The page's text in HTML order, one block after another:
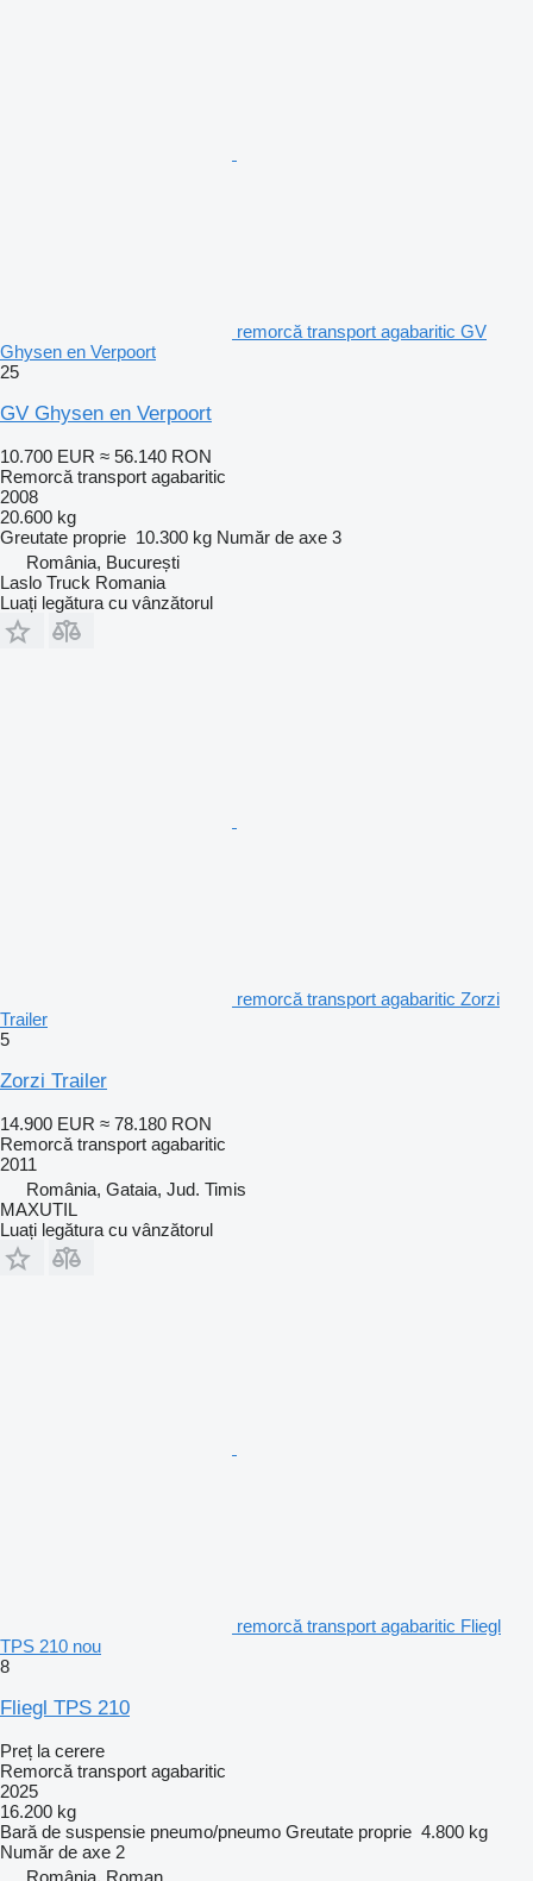
remorcă transport agabaritic GV
Ghysen en Verpoort
25
GV Ghysen en Verpoort
10.700 EUR ≈ 56.140 RON
Remorcă transport agabaritic
2008
20.600 kg
Greutate proprie 10.300 kg Număr de axe 3
România, București
Laslo Truck Romania
Luați legătura cu vânzătorul
remorcă transport agabaritic Zorzi
Trailer
5
Zorzi Trailer
14.900 EUR ≈ 78.180 RON
Remorcă transport agabaritic
2011
România, Gataia, Jud. Timis
MAXUTIL
Luați legătura cu vânzătorul
remorcă transport agabaritic Fliegl
TPS 210 nou
8
Fliegl TPS 210
Preț la cerere
Remorcă transport agabaritic
2025
16.200 kg
Bară de suspensie pneumo/pneumo Greutate proprie 4.800 kg
Număr de axe 2
România, Roman